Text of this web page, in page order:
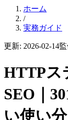
ホーム
/
実務ガイド
更新: 2026-02-14
HTTPス
SEO｜
い使い